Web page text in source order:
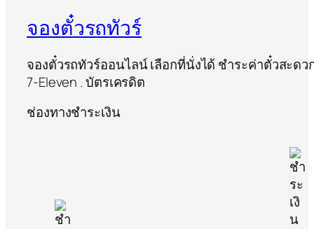
จองตั๋วรถทัวร์
จองตั๋วรถทัวร์ออนไลน์ เลือกที่นั่งได้ ชำระค่าตั๋วสะดว
7-Eleven . บัตรเครดิต
ช่องทางชำระเงิน